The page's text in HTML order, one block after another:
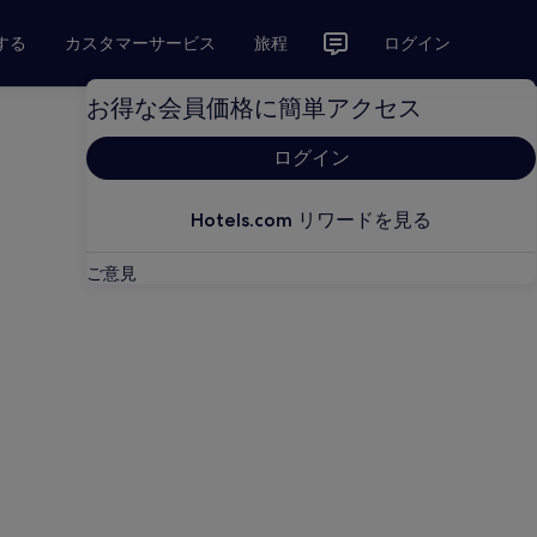
る カスタマーサービス 旅程 ログイン
お得な会員価格に簡単アクセス
ログイン
Hotels.com リワードを見る
ご意見